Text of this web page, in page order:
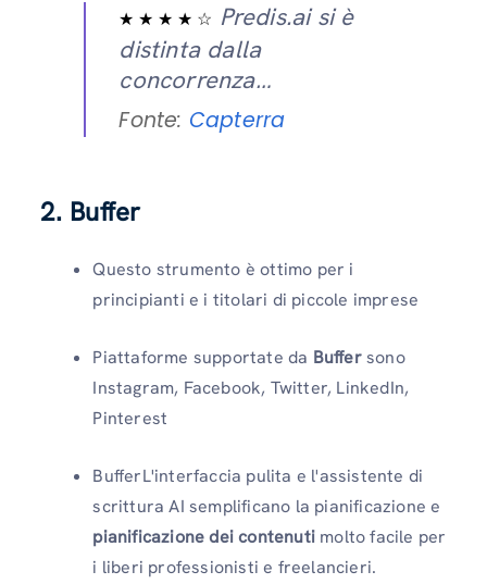
★ ★ ★ ★ ☆ Predis.ai si è
distinta dalla
concorrenza…
Fonte: Capterra
2. Buffer
Questo strumento è ottimo per i
principianti e i titolari di piccole imprese
Piattaforme supportate da Buffersono
Instagram, Facebook, Twitter, LinkedIn,
Pinterest
BufferL'interfaccia pulita e l'assistente di
scrittura AI semplificano la pianificazione e
pianificazione dei contenuti molto facile per
i liberi professionisti e freelancieri.